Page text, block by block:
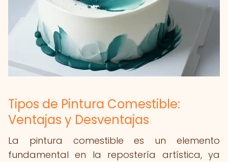
Tipos de Pintura Comestible:
Ventajas y Desventajas
La pintura comestible es un elemento
fundamental en la repostería artística, ya